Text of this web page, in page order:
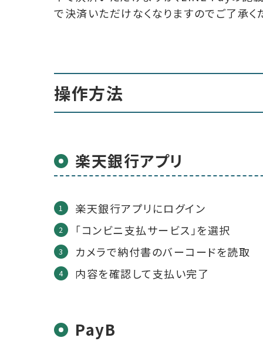
で決済いただけなくなりますのでご了承く
操作方法
楽天銀行アプリ
楽天銀行アプリにログイン
「コンビニ支払サービス」を選択
カメラで納付書のバーコードを読取
内容を確認して支払い完了
PayB